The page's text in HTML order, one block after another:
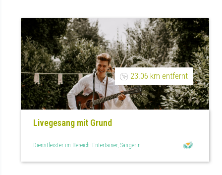
23.06 km entfernt
Livegesang mit Grund
Dienstleister im Bereich: Entertainer, Sängerin